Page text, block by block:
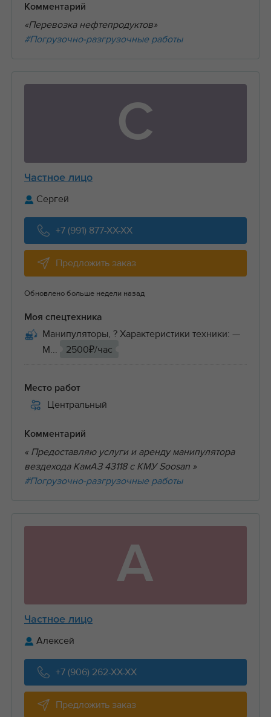
Комментарий
«Перевозка нефтепродуктов»
#Погрузочно-разгрузочные работы
С
Частное лицо
Сергей
+7 (991) 877-XX-XX
Предложить заказ
Обновлено больше недели назад
Моя спецтехника
Манипуляторы, ? Характеристики техники: —
М...
2500₽/час
Место работ
Центральный
Комментарий
« Предоставляю услуги и аренду манипулятора
вездехода КамАЗ 43118 с КМУ Soosan »
#Погрузочно-разгрузочные работы
А
Частное лицо
Алексей
+7 (906) 262-XX-XX
Предложить заказ